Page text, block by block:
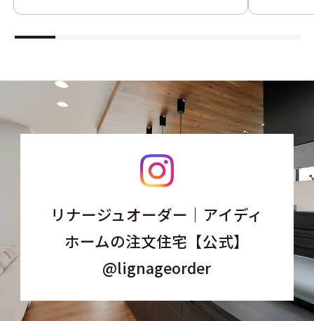
リナージュオーダー｜アイディ
ホームの注文住宅【公式】
@lignageorder